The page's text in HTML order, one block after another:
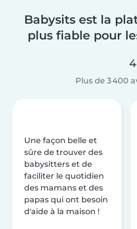
Babysits est la
plus fiable pour
Plus de 3 400
Une façon belle et
sûre de trouver des
babysitters et de
faciliter le quotidien
des mamans et des
papas qui ont besoin
d'aide à la maison !